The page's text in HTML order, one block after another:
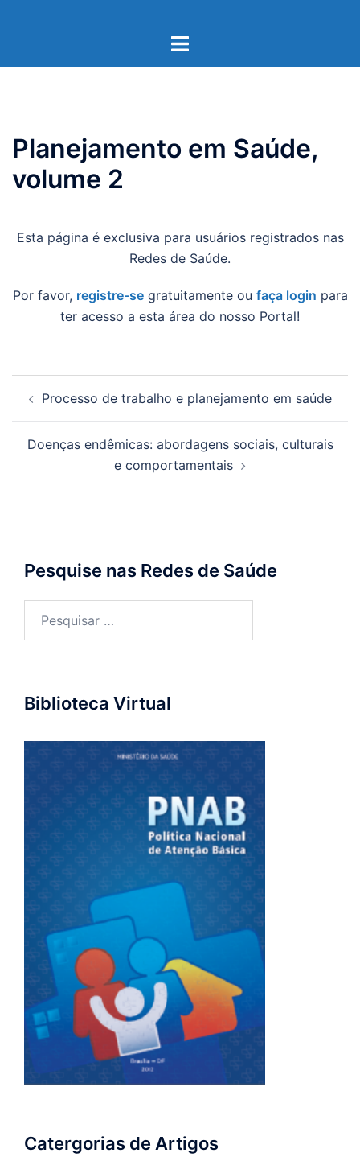
Toggle
Planejamento em Saúde,
volume 2
Esta página é exclusiva para usuários registrados nas
Redes de Saúde.
Por favor, registre-segratuitamente ou faça login para
ter acesso a esta área do nosso Portal!
de Processo de trabalho e planejamento em saúde
Doenças endêmicas: abordagens sociais, culturais
e comportamentais
Pesquise nas Redes de Saúde
Biblioteca Virtual
Catergorias de Artigos